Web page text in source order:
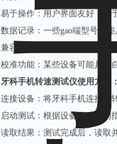
易于操作：用户界面友好，易
数据记录：一些gao端型号可
兼容性：支持多种类型的牙科
校准功能：某些设备可能具备
牙科手机转速测试仪使用方法
连接设备：将牙科手机连接到
启动测试：根据设备说明书的
读取结果：测试完成后，读取